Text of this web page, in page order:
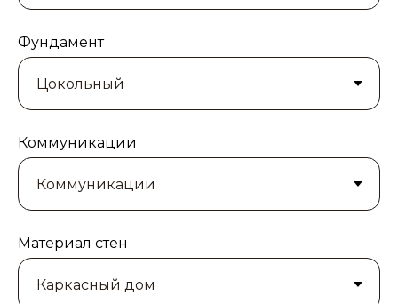
Фундамент
Коммуникации
Материал стен